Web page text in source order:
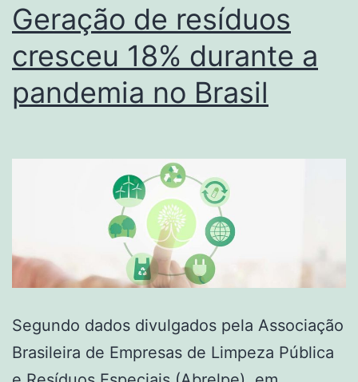
Geração de resíduos
cresceu 18% durante a
pandemia no Brasil
Segundo dados divulgados pela Associação
Brasileira de Empresas de Limpeza Pública